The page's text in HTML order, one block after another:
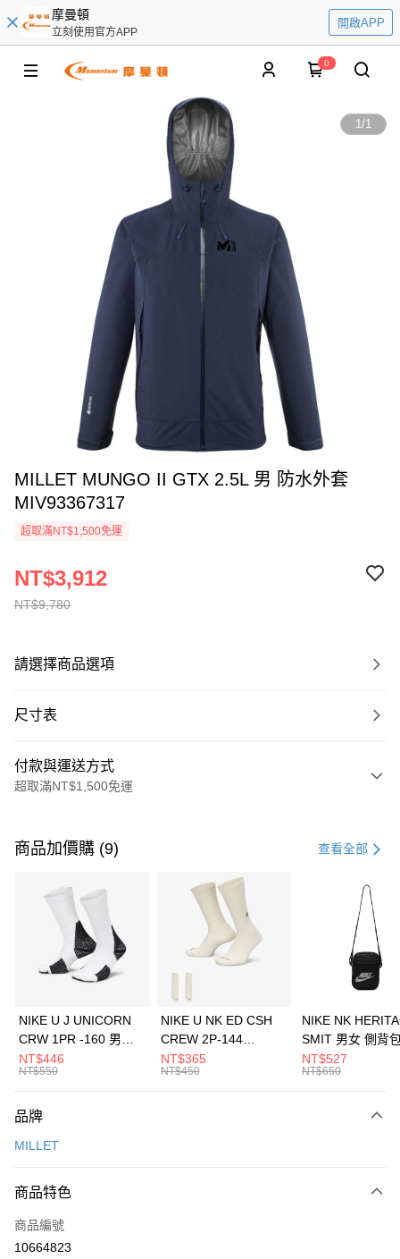
摩曼頓
立刻使用官方APP
開啟APP
0
1/1
MILLET MUNGO II GTX 2.5L 男 防水外套
MIV93367317
超取滿NT$1,500免運
NT$9,780
NT$3,912
請選擇商品選項
尺寸表
付款與運送方式
超取滿NT$1,500免運
信用卡一次付款
3 期 0 利率 每期 21家銀行
合作金庫商業銀行
第一商業銀行
華南商業銀行
彰化商業銀行
上海商業儲蓄銀行
元大商業銀行
台灣樂天信用卡公司
Apple Pay
全盈+PAY
AFTEE先享後付
【關於「AFTEE先享後付」】
便利好安心！
３．安心：先確認商品／服務後，再付款。
【「AFTEE先享後付」結帳流程】
１．於結帳方式選擇「AFTEE先享後付」後，將跳轉至「AFTEE先享後付」
運送方式
每筆NT$100，滿NT$1,500(含以上)免運費
宅配
每筆NT$100，滿NT$1,500(含以上)免運費
商品加價購 (9) 查看全部
NIKE U J UNICORN
CRW 1PR -160 男女
中統襪 FZ3393100
NT$446
NT$550
NIKE U NK ED CSH
CREW 2P-144
EMBRDY 男女 短統襪
FZ3073133
NT$365
NT$450
NIKE NK
SMIT 男女 側背
BA5871010
NT$527
NT$650
品牌
MILLET
商品特色
商品編號
10664823